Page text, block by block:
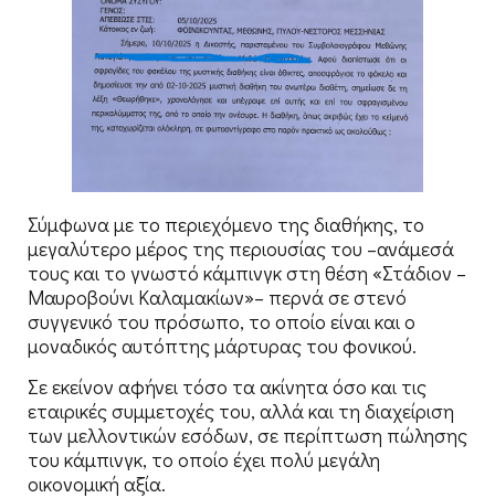
Σύμφωνα με το περιεχόμενο της διαθήκης, το
μεγαλύτερο μέρος της περιουσίας του –ανάμεσά
τους και το γνωστό κάμπινγκ στη θέση «Στάδιον –
Μαυροβούνι Καλαμακίων»– περνά σε στενό
συγγενικό του πρόσωπο, το οποίο είναι και ο
μοναδικός αυτόπτης μάρτυρας του φονικού.
Σε εκείνον αφήνει τόσο τα ακίνητα όσο και τις
εταιρικές συμμετοχές του, αλλά και τη διαχείριση
των μελλοντικών εσόδων, σε περίπτωση πώλησης
του κάμπινγκ, το οποίο έχει πολύ μεγάλη
οικονομική αξία.